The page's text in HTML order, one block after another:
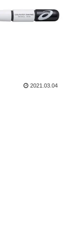
2021.03.04